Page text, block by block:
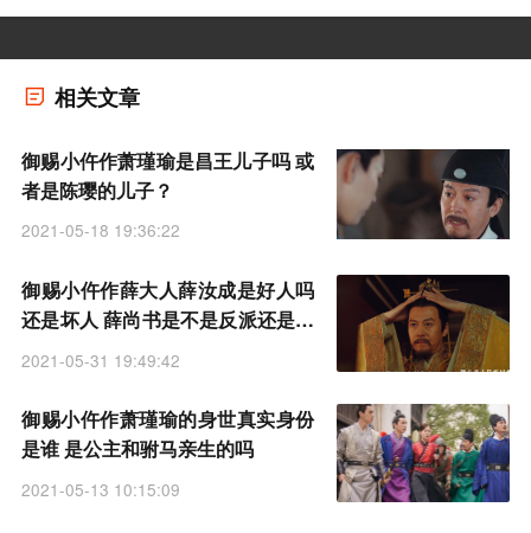
相关文章
御赐小仵作萧瑾瑜是昌王儿子吗 或
者是陈璎的儿子？
2021-05-18 19:36:22
御赐小仵作薛大人薛汝成是好人吗
还是坏人 薛尚书是不是反派还是好
的
2021-05-31 19:49:42
御赐小仵作萧瑾瑜的身世真实身份
是谁 是公主和驸马亲生的吗
2021-05-13 10:15:09